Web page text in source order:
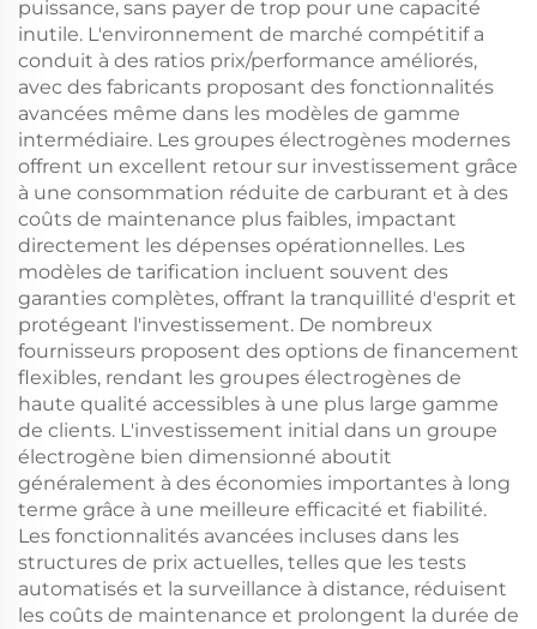
puissance, sans payer de trop pour une capacité
inutile. L'environnement de marché compétitif a
conduit à des ratios prix/performance améliorés,
avec des fabricants proposant des fonctionnalités
avancées même dans les modèles de gamme
intermédiaire. Les groupes électrogènes modernes
offrent un excellent retour sur investissement grâce
à une consommation réduite de carburant et à des
coûts de maintenance plus faibles, impactant
directement les dépenses opérationnelles. Les
modèles de tarification incluent souvent des
garanties complètes, offrant la tranquillité d'esprit et
protégeant l'investissement. De nombreux
fournisseurs proposent des options de financement
flexibles, rendant les groupes électrogènes de
haute qualité accessibles à une plus large gamme
de clients. L'investissement initial dans un groupe
électrogène bien dimensionné aboutit
généralement à des économies importantes à long
terme grâce à une meilleure efficacité et fiabilité.
Les fonctionnalités avancées incluses dans les
structures de prix actuelles, telles que les tests
automatisés et la surveillance à distance, réduisent
les coûts de maintenance et prolongent la durée de